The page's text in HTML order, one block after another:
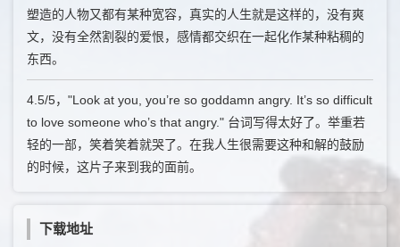
塑造的人物又都有某种宽容，真实的人生就是这样的，没有爽
文，没有全然割裂的爱恨，感情都交织在一起化作某种粘稠的
东西。
4.5/5，"Look at you, you’re so goddamn angry. It’s so difficult
to love someone who’s that angry." 台词写得太好了。举重若
轻的一部，笑着笑着就哭了。在我人生很需要这种和解的鼓励
的时候，这片子来到我的面前。
下载地址